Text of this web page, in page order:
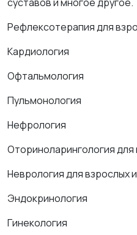
Рефлексотерапия для
Кардиология
Офтальмология
Пульмонология
Нефрология
Оториноларингология для
Неврология для взрослых
Эндокринология
Гинекология